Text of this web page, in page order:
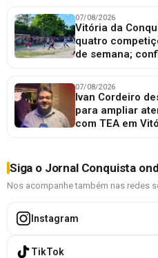
07/08/2026
Vitória da
quatro
de semana;
07/08/2026
Ivan Cordeiro
para ampliar
com TEA em
Siga o Jornal Conquista
Nos acompanhe também nas redes
Instagram
TikTok